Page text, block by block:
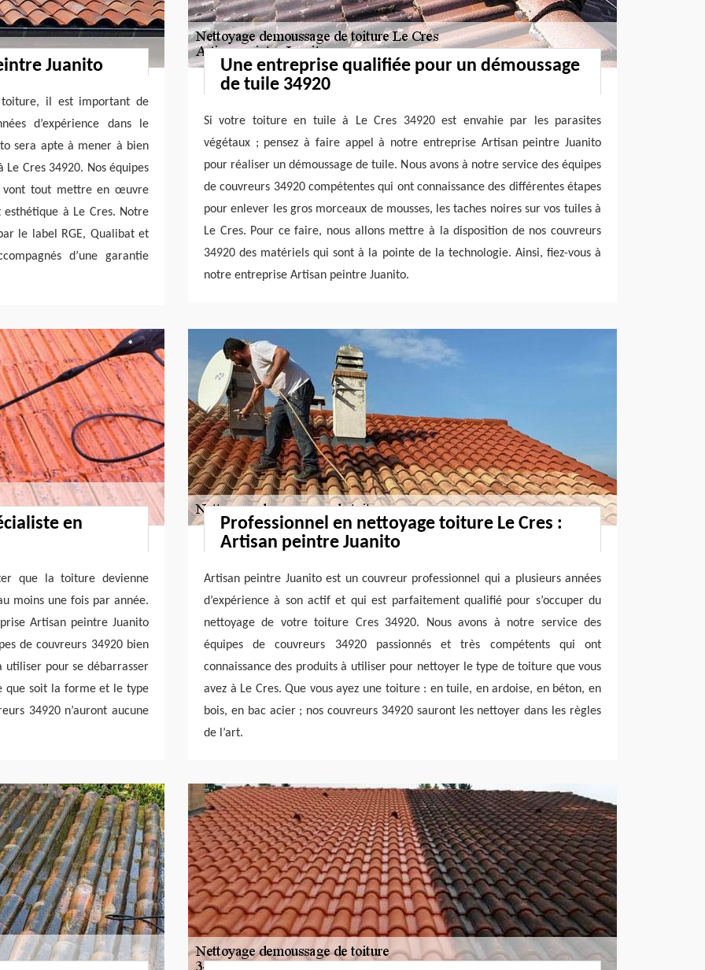
Juanito
il est important de
d’expérience dans le
sera apte à mener à bien
Cres 34920. Nos équipes
vont tout mettre en œuvre
à Le Cres. Notre
le label RGE, Qualibat et
d’une garantie
Une entreprise qualifiée pour un démoussage
de tuile 34920
Si votre toiture en tuile à Le Cres 34920 est envahie par les parasites
végétaux ; pensez à faire appel à notre entreprise Artisan peintre Juanito
pour réaliser un démoussage de tuile. Nous avons à notre service des équipes
de couvreurs 34920 compétentes qui ont connaissance des différentes étapes
pour enlever les gros morceaux de mousses, les taches noires sur vos tuiles à
Le Cres. Pour ce faire, nous allons mettre à la disposition de nos couvreurs
34920 des matériels qui sont à la pointe de la technologie. Ainsi, fiez-vous à
notre entreprise Artisan peintre Juanito.
en
que la toiture devienne
moins une fois par année.
Artisan peintre Juanito
de couvreurs 34920 bien
utiliser pour se débarrasser
que soit la forme et le type
34920 n’auront aucune
Professionnel en nettoyage toiture Le Cres :
Artisan peintre Juanito
Artisan peintre Juanito est un couvreur professionnel qui a plusieurs années
d’expérience à son actif et qui est parfaitement qualifié pour s’occuper du
nettoyage de votre toiture Cres 34920. Nous avons à notre service des
équipes de couvreurs 34920 passionnés et très compétents qui ont
connaissance des produits à utiliser pour nettoyer le type de toiture que vous
avez à Le Cres. Que vous ayez une toiture : en tuile, en ardoise, en béton, en
bois, en bac acier ; nos couvreurs 34920 sauront les nettoyer dans les règles
de l’art.